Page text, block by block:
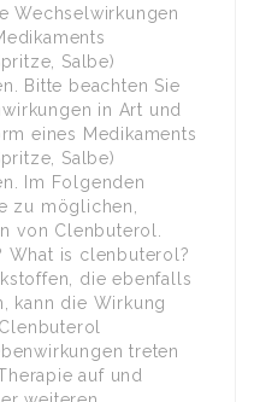
Wechselwirkungen
Salbe)
Bitte beachten Sie
in Art und
eines Medikaments
Salbe)
Im Folgenden
zu möglichen,
von Clenbuterol.
What is clenbuterol?
die ebenfalls
kann die Wirkung
treten
auf und